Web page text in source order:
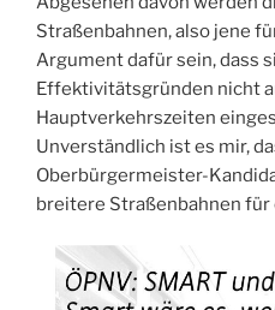
Straßenbahnen, also jene
Argument dafür sein, dass
Effektivitätsgründen nicht
Hauptverkehrszeiten
Unverständlich ist es mir,
Oberbürgermeister-
breitere Straßenbahnen für